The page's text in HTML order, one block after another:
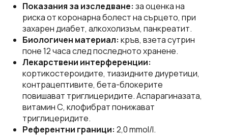
Показания за изследване: за оценка на
риска от коронарна болест на сърцето, при
захарен диабет, алкохолизъм, панкреатит.
Биологичен материал: кръв, взета сутрин
поне 12 часа след последното хранене.
Лекарствени интерференции:
кортикостероидите, тиазидните диуретици,
контрацептивите, бета-блокерите
повишават триглицеридите. Аспарагиназата,
витамин С, клофибрат понижават
триглицеридите.
Референтни граници: 2,0 mmol/l.